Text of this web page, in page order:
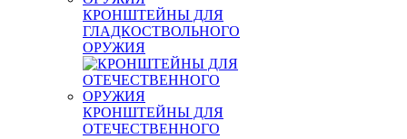
КРОНШТЕЙНЫ ДЛЯ
ГЛАДКОСТВОЛЬНОГО
ОРУЖИЯ
КРОНШТЕЙНЫ ДЛЯ
ОТЕЧЕСТВЕННОГО